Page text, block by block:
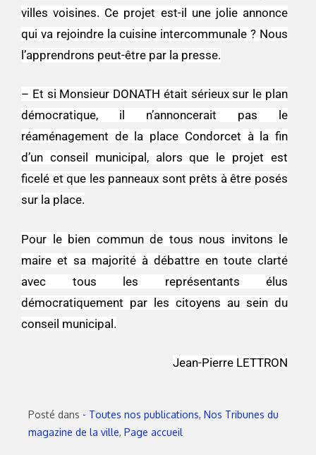
villes voisines. Ce projet est-il une jolie annonce
qui va rejoindre la cuisine intercommunale ? Nous
l’apprendrons peut-être par la presse.
– Et si Monsieur DONATH était sérieux sur le plan
démocratique, il n’annoncerait pas le
réaménagement de la place Condorcet à la fin
d’un conseil municipal, alors que le projet est
ficelé et que les panneaux sont prêts à être posés
sur la place.
Pour le bien commun de tous nous invitons le
maire et sa majorité à débattre en toute clarté
avec tous les représentants élus
démocratiquement par les citoyens au sein du
conseil municipal.
Jean-Pierre LETTRON
Posté dans - Toutes nos publications, Nos Tribunes du
magazine de la ville, Page accueil